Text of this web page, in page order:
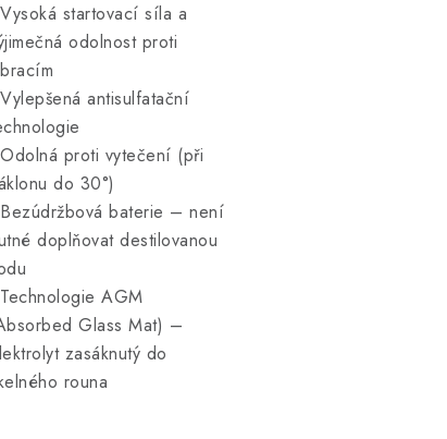
Vysoká startovací síla a
odolnost proti
Vylepšená antisulfatační
Odolná proti vytečení (při
do 30°)
Bezúdržbová baterie – není
doplňovat destilovanou
Technologie AGM
Glass Mat) –
zasáknutý do
rouna